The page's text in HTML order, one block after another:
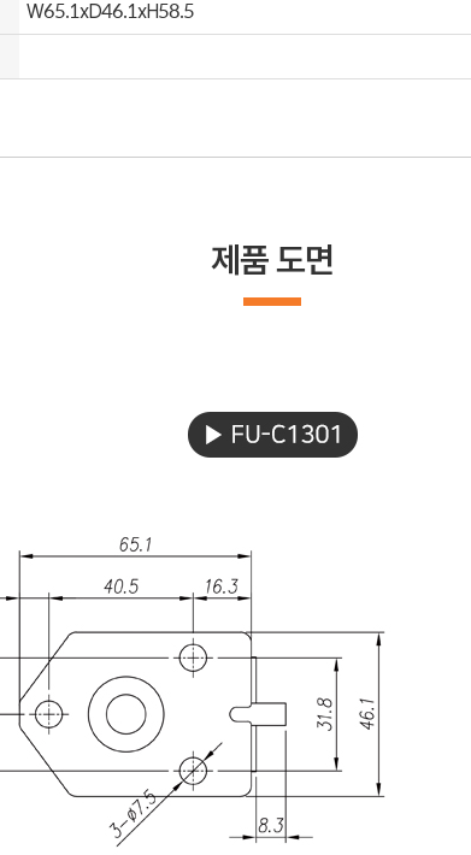
W65.1xD46.1xH58.5
제품 도면